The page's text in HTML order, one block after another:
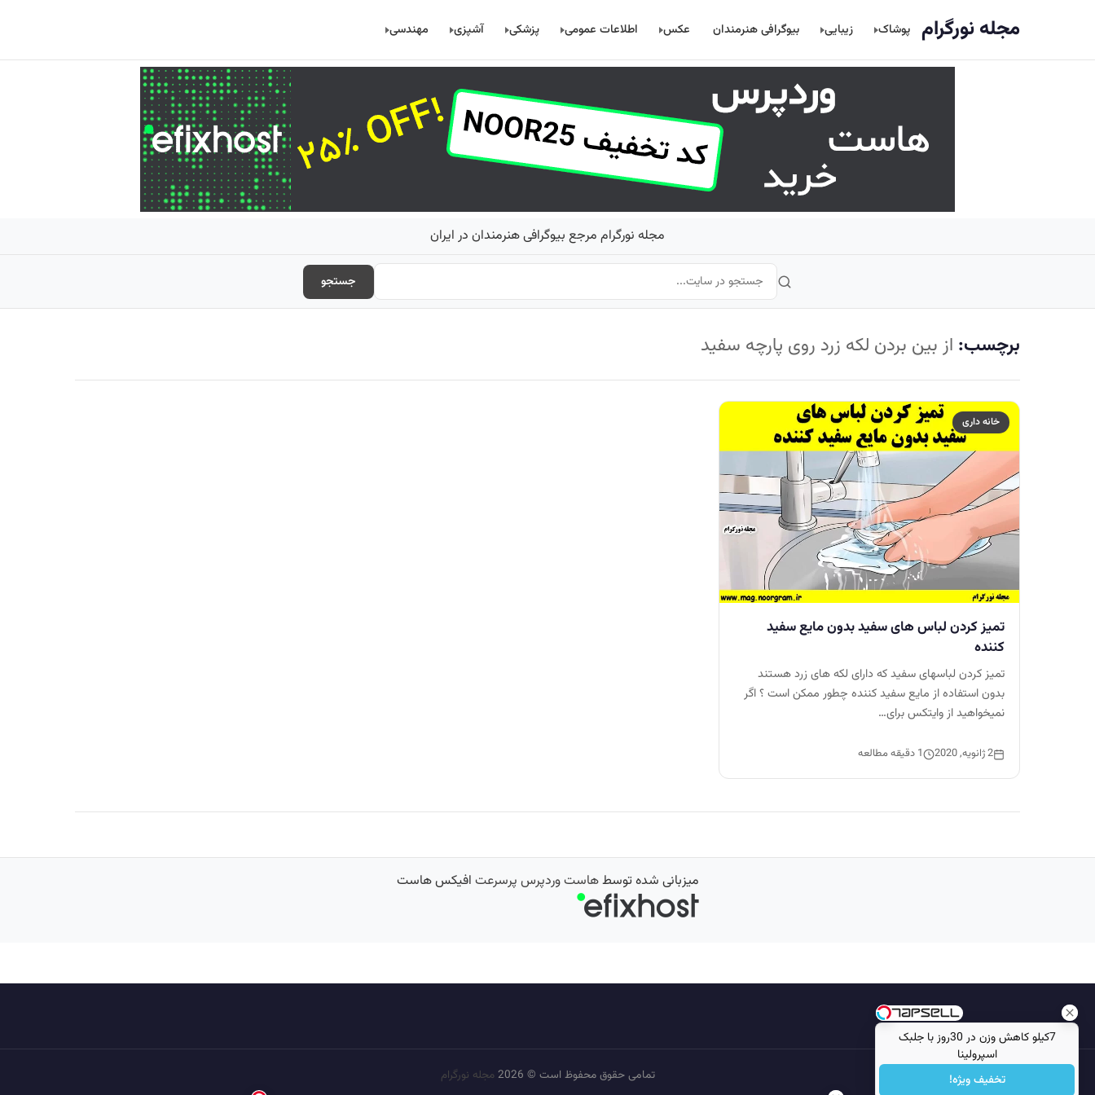
7کیلو کاهش وزن در 30روز با جلبک
اسپرولینا
تخفیف ویژه!
مجله نورگرام پوشاک زیبایی بیوگرافی هنرمندان عکس اطلاعات عمومی پزشکی آشپزی مهندسی
مجله نورگرام مرجع بیوگرافی هنرمندان در ایران
جستجو
برچسب: از بین بردن لکه زرد روی پارچه سفید
خانه داری
تمیز کردن لباس های سفید بدون مایع سفید
کننده
تمیز کردن لباسهای سفید که دارای لکه های زرد هستند
بدون استفاده از مایع سفید کننده چطور ممکن است ؟ اگر
نمیخواهید از وایتکس برای…
2 ژانویه, 2020 1 دقیقه مطالعه
میزبانی شده توسطهاست وردپرس پرسرعت افیکس هاست
تمامی حقوق محفوظ است © 2026 مجله نورگرام